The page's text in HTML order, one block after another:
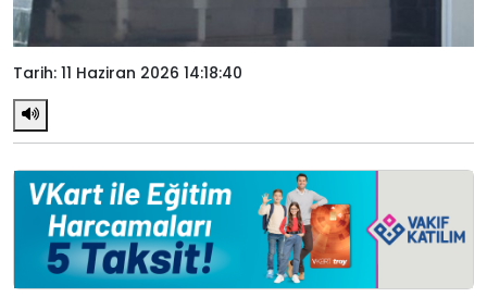
Tarih: 11 Haziran 2026 14:18:40